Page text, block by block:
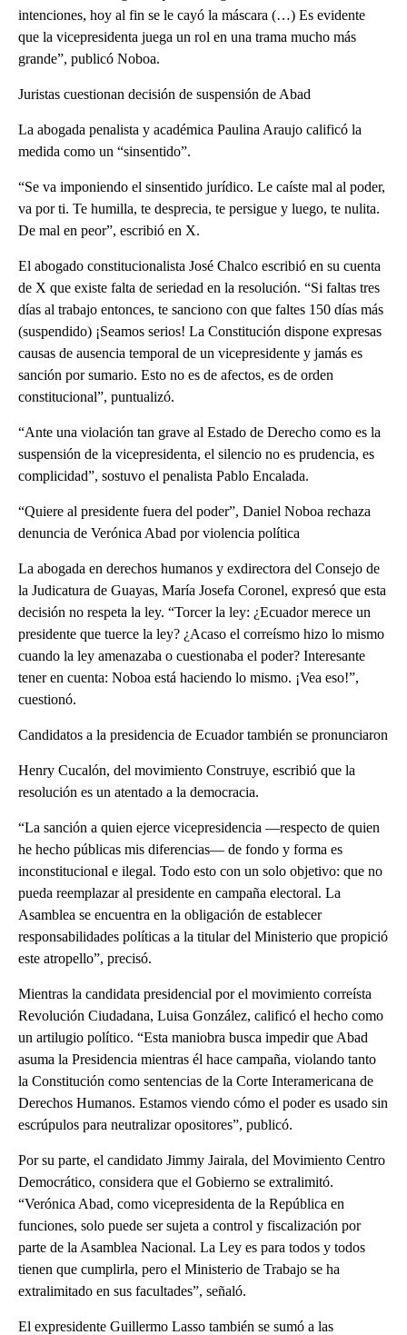
intenciones, hoy al fin se le cayó la máscara (…) Es evidente
que la vicepresidenta juega un rol en una trama mucho más
grande”, publicó Noboa.
Juristas cuestionan decisión de suspensión de Abad
La abogada penalista y académica Paulina Araujo calificó la
medida como un “sinsentido”.
“Se va imponiendo el sinsentido jurídico. Le caíste mal al poder,
va por ti. Te humilla, te desprecia, te persigue y luego, te nulita.
De mal en peor”, escribió en X.
El abogado constitucionalista José Chalco escribió en su cuenta
de X que existe falta de seriedad en la resolución. “Si faltas tres
días al trabajo entonces, te sanciono con que faltes 150 días más
(suspendido) ¡Seamos serios! La Constitución dispone expresas
causas de ausencia temporal de un vicepresidente y jamás es
sanción por sumario. Esto no es de afectos, es de orden
constitucional”, puntualizó.
“Ante una violación tan grave al Estado de Derecho como es la
suspensión de la vicepresidenta, el silencio no es prudencia, es
complicidad”, sostuvo el penalista Pablo Encalada.
“Quiere al presidente fuera del poder”, Daniel Noboa rechaza
denuncia de Verónica Abad por violencia política
La abogada en derechos humanos y exdirectora del Consejo de
la Judicatura de Guayas, María Josefa Coronel, expresó que esta
decisión no respeta la ley. “Torcer la ley: ¿Ecuador merece un
presidente que tuerce la ley? ¿Acaso el correísmo hizo lo mismo
cuando la ley amenazaba o cuestionaba el poder? Interesante
tener en cuenta: Noboa está haciendo lo mismo. ¡Vea eso!”,
cuestionó.
Candidatos a la presidencia de Ecuador también se pronunciaron
Henry Cucalón, del movimiento Construye, escribió que la
resolución es un atentado a la democracia.
“La sanción a quien ejerce vicepresidencia —respecto de quien
he hecho públicas mis diferencias— de fondo y forma es
inconstitucional e ilegal. Todo esto con un solo objetivo: que no
pueda reemplazar al presidente en campaña electoral. La
Asamblea se encuentra en la obligación de establecer
responsabilidades políticas a la titular del Ministerio que propició
este atropello”, precisó.
Mientras la candidata presidencial por el movimiento correísta
Revolución Ciudadana, Luisa González, calificó el hecho como
un artilugio político. “Esta maniobra busca impedir que Abad
asuma la Presidencia mientras él hace campaña, violando tanto
la Constitución como sentencias de la Corte Interamericana de
Derechos Humanos. Estamos viendo cómo el poder es usado sin
escrúpulos para neutralizar opositores”, publicó.
Por su parte, el candidato Jimmy Jairala, del Movimiento Centro
Democrático, considera que el Gobierno se extralimitó.
“Verónica Abad, como vicepresidenta de la República en
funciones, solo puede ser sujeta a control y fiscalización por
parte de la Asamblea Nacional. La Ley es para todos y todos
tienen que cumplirla, pero el Ministerio de Trabajo se ha
extralimitado en sus facultades”, señaló.
El expresidente Guillermo Lasso también se sumó a las